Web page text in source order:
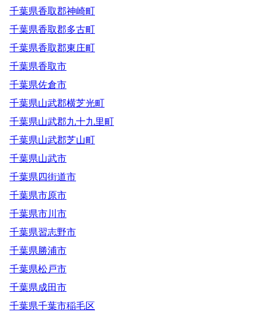
千葉県香取郡神崎町
千葉県香取郡多古町
千葉県香取郡東庄町
千葉県香取市
千葉県佐倉市
千葉県山武郡横芝光町
千葉県山武郡九十九里町
千葉県山武郡芝山町
千葉県山武市
千葉県四街道市
千葉県市原市
千葉県市川市
千葉県習志野市
千葉県勝浦市
千葉県松戸市
千葉県成田市
千葉県千葉市稲毛区